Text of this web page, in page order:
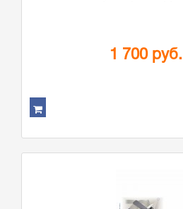
1 700 руб.